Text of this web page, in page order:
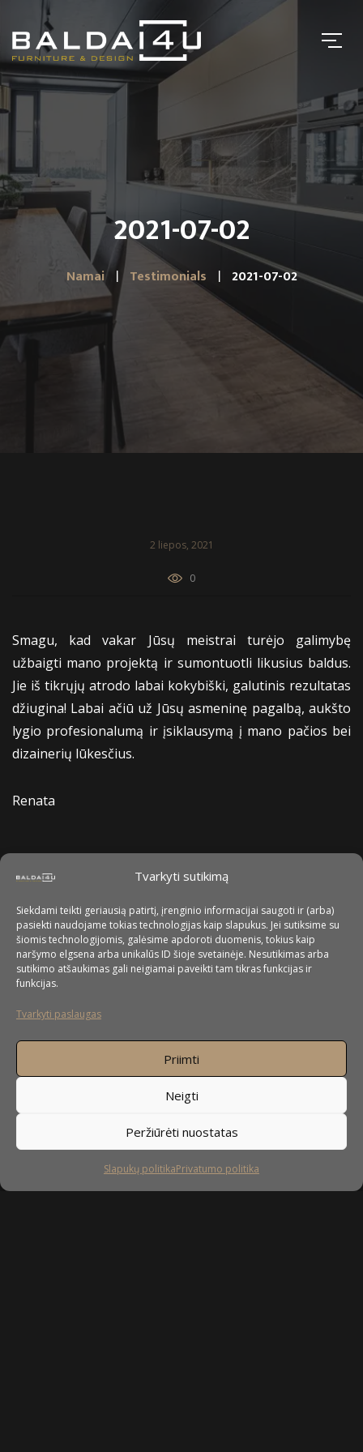
Tvarkyti sutikimą
Siekdami teikti geriausią patirtį, įrenginio informacijai saugoti ir (arba)
pasiekti naudojame tokias technologijas kaip slapukus. Jei sutiksime su
šiomis technologijomis, galėsime apdoroti duomenis, tokius kaip
naršymo elgsena arba unikalūs ID šioje svetainėje. Nesutikimas arba
sutikimo atšaukimas gali neigiamai paveikti tam tikras funkcijas ir
funkcijas.
Tvarkyti paslaugas
Priimti
Neigti
Peržiūrėti nuostatas
Slapukų politikaPrivatumo politika
2021-07-02
Namai Testimonials 2021-07-02
2 liepos, 2021
0
Smagu, kad vakar Jūsų meistrai turėjo galimybę
užbaigti mano projektą ir sumontuotli likusius baldus.
Jie iš tikrųjų atrodo labai kokybiški, galutinis rezultatas
džiugina! Labai ačiū už Jūsų asmeninę pagalbą, aukšto
lygio profesionalumą ir įsiklausymą į mano pačios bei
dizainerių lūkesčius.
Renata
Sekite mus